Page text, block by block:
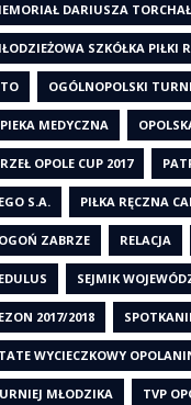
DARIUSZA
SZKÓŁKA PIŁKI
OGÓLNOPOLSKI
MEDYCZNA
OPOLE CUP 2017
S.A. PIŁKA RĘCZNA
ZABRZE RELACJA
SEJMIK
2017/2018
WYCIECZKOWY
MŁODZIKA TVP